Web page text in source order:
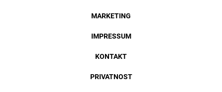
MARKETING
IMPRESSUM
KONTAKT
PRIVATNOST